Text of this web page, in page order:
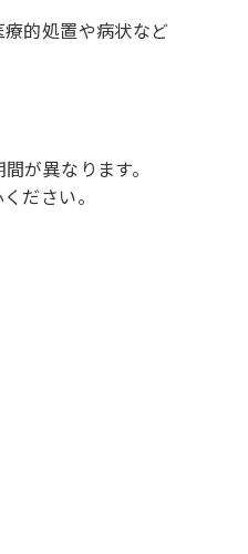
的処置や病状など
が異なります。
ださい。